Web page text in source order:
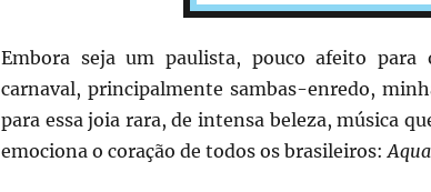
Embora seja um paulista, pouco afeito para
carnaval, principalmente sambas-enredo,
para essa joia rara, de intensa beleza, música
emociona o coração de todos os brasileiros: